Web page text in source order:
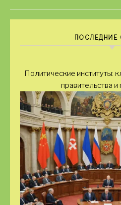
ПОСЛЕДНИЕ
Политические институты:
правительства